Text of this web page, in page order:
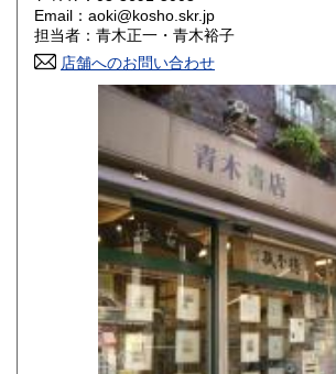
香川県 430円
高知県 430円
430円 長崎県
430円 大分県
430円 鹿児島県
430円
Email：aoki@kosho.skr.jp
担当者：青木正一・青木裕子
店舗へのお問い合わせ